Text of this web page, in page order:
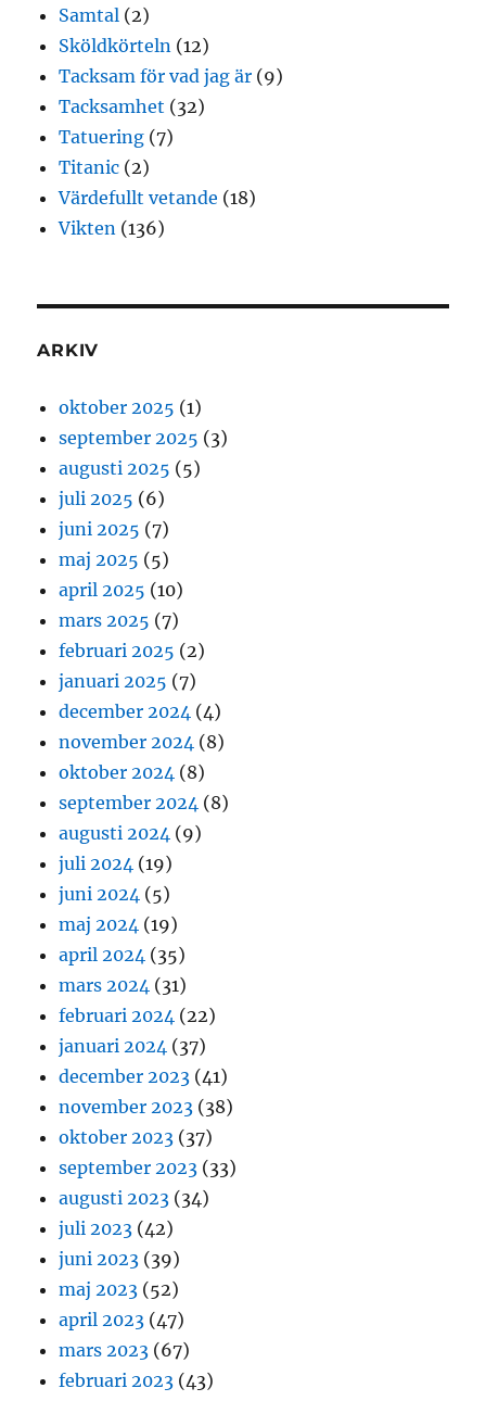
Samtal (2)
Sköldkörteln (12)
Tacksam för vad jag är (9)
Tacksamhet (32)
Tatuering (7)
Titanic (2)
Värdefullt vetande (18)
Vikten (136)
ARKIV
oktober 2025 (1)
september 2025 (3)
augusti 2025 (5)
juli 2025 (6)
juni 2025 (7)
maj 2025 (5)
april 2025 (10)
mars 2025 (7)
februari 2025 (2)
januari 2025 (7)
december 2024 (4)
november 2024 (8)
oktober 2024 (8)
september 2024 (8)
augusti 2024 (9)
juli 2024 (19)
juni 2024 (5)
maj 2024 (19)
april 2024 (35)
mars 2024 (31)
februari 2024 (22)
januari 2024 (37)
december 2023 (41)
november 2023 (38)
oktober 2023 (37)
september 2023 (33)
augusti 2023 (34)
juli 2023 (42)
juni 2023 (39)
maj 2023 (52)
april 2023 (47)
mars 2023 (67)
februari 2023 (43)